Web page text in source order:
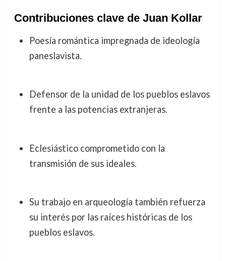
Contribuciones clave de Juan Kollar
Poesía romántica impregnada de ideología
paneslavista.
Defensor de la unidad de los pueblos eslavos
frente a las potencias extranjeras.
Eclesiástico comprometido con la
transmisión de sus ideales.
Su trabajo en arqueología también refuerza
su interés por las raíces históricas de los
pueblos eslavos.